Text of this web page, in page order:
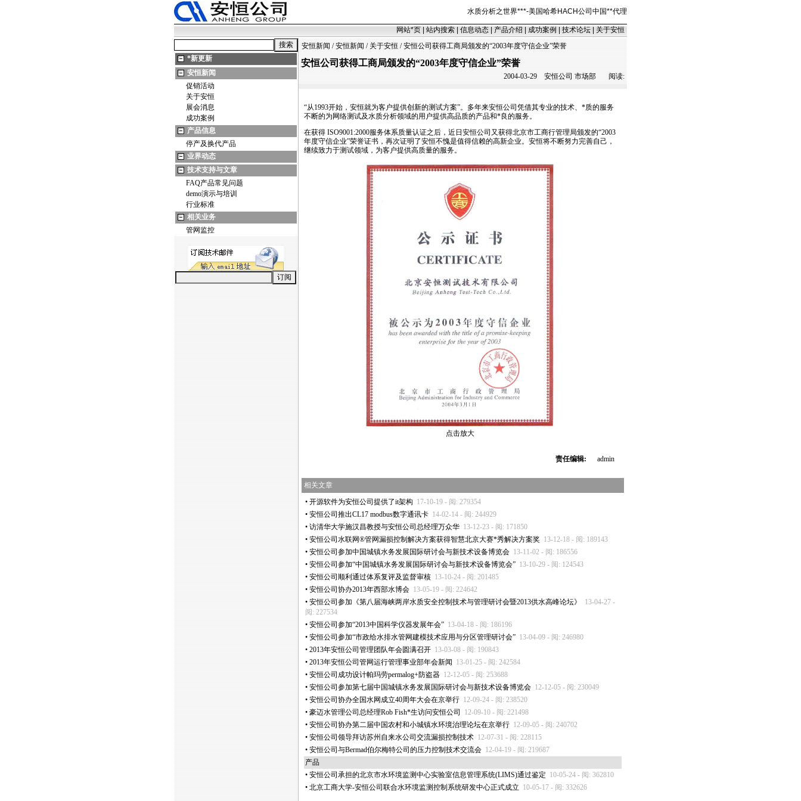
水质分析之世界***-美国哈希HACH公司中国**代理
网站*页 站内搜索 信息动态 产品介绍 成功案例 技术论坛 关于安恒
*新更新
安恒新闻
促销活动
关于安恒
展会消息
成功案例
产品信息
停产及换代产品
业界动态
技术支持与文章
FAQ产品常见问题
demo演示与培训
行业标准
相关业务
管网监控
安恒新闻 /安恒新闻 / 关于安恒 / 安恒公司获得工商局颁发的“2003年度守信企业”荣誉
安恒公司获得工商局颁发的“2003年度守信企业”荣誉
2004-03-29 安恒公司 市场部 阅读:
“从1993开始，安恒就为客户提供创新的测试方案”。多年来安恒公司凭借其专业的技术、 *质的服务
不断的为网络测试及水质分析领域的用户提供高品质的产品和*良的服务。
在获得 ISO9001:2000服务体系质量认证之后，近日安恒公司又获得北京市工商行管理局颁发的“2003
年度守信企业”荣誉证书，再次证明了安恒不愧是值得信赖的高新企业。安恒将不断努力完善自己，
继续致力于测试领域，为客户提供高质量的服务。
点击放大
责任编辑: admin
相关文章
• 开源软件为安恒公司提供了it架构 17-10-19 - 阅: 279354
• 安恒公司推出CL17 modbus数字通讯卡 14-02-14 - 阅: 244929
• 访清华大学施汉昌教授与安恒公司总经理万众华 13-12-23 - 阅: 171850
• 安恒公司水联网®管网漏损控制解决方案获得智慧北京大赛*秀解决方案奖 13-12-18 - 阅: 189143
• 安恒公司参加中国城镇水务发展国际研讨会与新技术设备博览会 13-11-02 - 阅: 186556
• 安恒公司参加“中国城镇水务发展国际研讨会与新技术设备博览会” 13-10-29 - 阅: 124543
• 安恒公司顺利通过体系复评及监督审核 13-10-24 - 阅: 201485
• 安恒公司协办2013年西部水博会 13-05-19 - 阅: 224642
• 安恒公司参加《第八届海峡两岸水质安全控制技术与管理研讨会暨2013供水高峰论坛》
13-04-27 -
阅: 227534
• 安恒公司参加“2013中国科学仪器发展年会” 13-04-18 - 阅: 186196
• 安恒公司参加“市政给水排水管网建模技术应用与分区管理研讨会” 13-04-09 - 阅: 246980
• 2013年安恒公司管理团队年会圆满召开 13-03-08 - 阅: 190843
• 2013年安恒公司管网运行管理事业部年会新闻 13-01-25 - 阅: 242584
• 安恒公司成功设计帕玛劳permalog+防盗器 12-12-05 - 阅: 253688
• 安恒公司参加第七届中国城镇水务发展国际研讨会与新技术设备博览会 12-12-05 - 阅: 230049
• 安恒公司协办全国水网成立40周年大会在京举行 12-09-24 - 阅: 238520
• 豪迈水管理公司总经理Rob Fish*生访问安恒公司
12-09-10 - 阅: 221498
• 安恒公司协办第二届中国农村和小城镇水环境治理论坛在京举行 12-09-05 - 阅: 240702
• 安恒公司领导拜访苏州自来水公司交流漏损控制技术 12-07-31 - 阅: 228115
• 安恒公司与Bermad伯尔梅特公司的压力控制技术交流会 12-04-19 - 阅: 219687
产品
• 安恒公司承担的北京市水环境监测中心实验室信息管理系统(LIMS)通过鉴定 10-05-24 - 阅: 362810
• 北京工商大学-安恒公司联合水环境监测控制系统研发中心正式成立 10-05-17 - 阅: 332626